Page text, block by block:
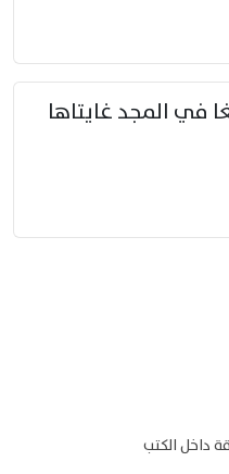
في المجد غايتاها
داخل الكتب